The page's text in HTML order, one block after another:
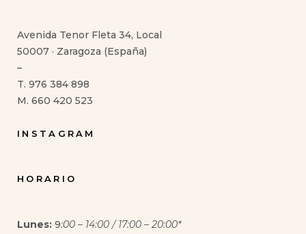
Avenida Tenor Fleta 34, Local
50007 · Zaragoza (España)
–
T. 976 384 898
M. 660 420 523
INSTAGRAM
HORARIO
Lunes: 9:00 – 14:00 / 17:00 – 20:00*